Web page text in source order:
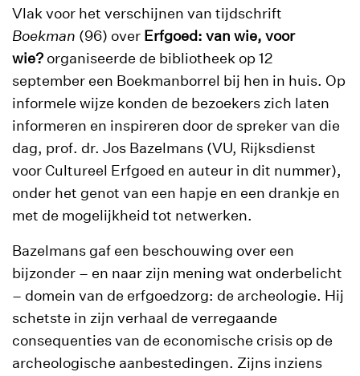
Vlak voor het verschijnen van tijdschrift
Boekman (96) over Erfgoed: van wie, voor
wie? organiseerde de bibliotheek op 12
september een Boekmanborrel bij hen in huis. Op
informele wijze konden de bezoekers zich laten
informeren en inspireren door de spreker van die
dag, prof. dr. Jos Bazelmans (VU, Rijksdienst
voor Cultureel Erfgoed en auteur in dit nummer),
onder het genot van een hapje en een drankje en
met de mogelijkheid tot netwerken.
Bazelmans gaf een beschouwing over een
bijzonder – en naar zijn mening wat onderbelicht
– domein van de erfgoedzorg: de archeologie. Hij
schetste in zijn verhaal de verregaande
consequenties van de economische crisis op de
archeologische aanbestedingen. Zijns inziens